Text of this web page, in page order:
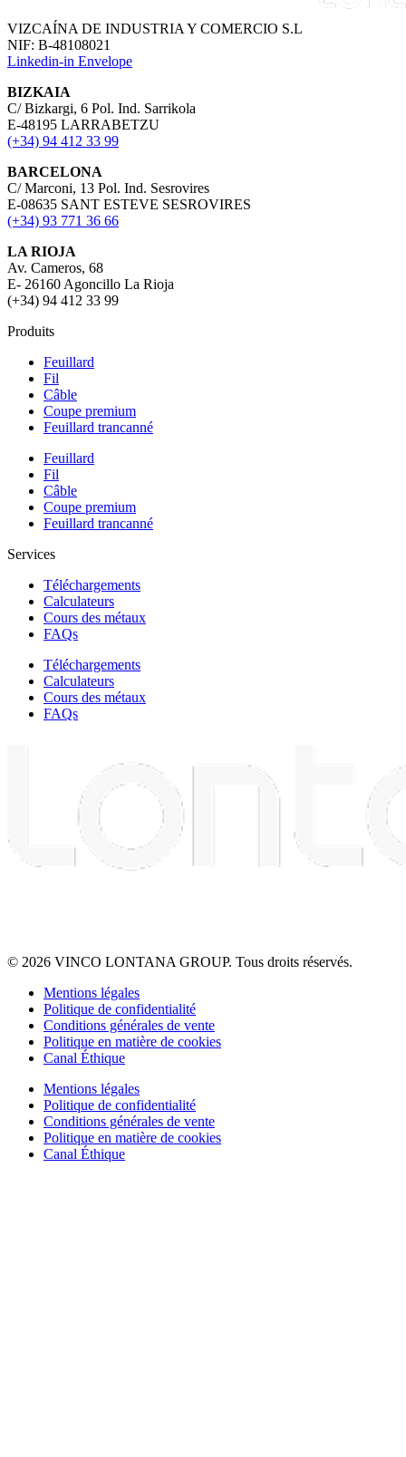
VIZCAÍNA DE INDUSTRIA Y COMERCIO S.L
NIF: B-48108021
Linkedin-in Envelope
BIZKAIA
C/ Bizkargi, 6 Pol. Ind. Sarrikola
E-48195 LARRABETZU
(+34) 94 412 33 99
BARCELONA
C/ Marconi, 13 Pol. Ind. Sesrovires
E-08635 SANT ESTEVE SESROVIRES
(+34) 93 771 36 66
LA RIOJA
Av. Cameros, 68
E- 26160 Agoncillo La Rioja
(+34) 94 412 33 99
Produits
Feuillard
Fil
Câble
Coupe premium
Feuillard trancanné
Feuillard
Fil
Câble
Coupe premium
Feuillard trancanné
Services
Téléchargements
Calculateurs
Cours des métaux
FAQs
Téléchargements
Calculateurs
Cours des métaux
FAQs
© 2026 VINCO LONTANA GROUP. Tous droits réservés.
Mentions légales
Politique de confidentialité
Conditions générales de vente
Politique en matière de cookies
Canal Éthique
Mentions légales
Politique de confidentialité
Conditions générales de vente
Politique en matière de cookies
Canal Éthique